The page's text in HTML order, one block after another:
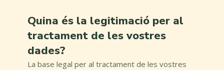
Quina és la legitimació per al
tractament de les vostres
dades?
La base legal per al tractament de les vostres